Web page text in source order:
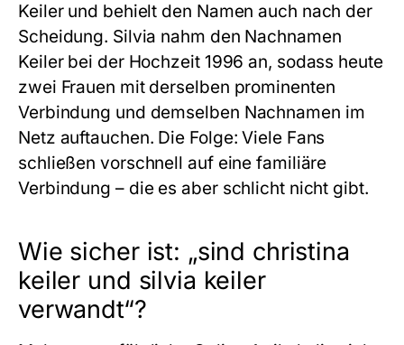
Keiler und behielt den Namen auch nach der
Scheidung. Silvia nahm den Nachnamen
Keiler bei der Hochzeit 1996 an, sodass heute
zwei Frauen mit derselben prominenten
Verbindung und demselben Nachnamen im
Netz auftauchen. Die Folge: Viele Fans
schließen vorschnell auf eine familiäre
Verbindung – die es aber schlicht nicht gibt.
Wie sicher ist: „sind christina
keiler und silvia keiler
verwandt“?